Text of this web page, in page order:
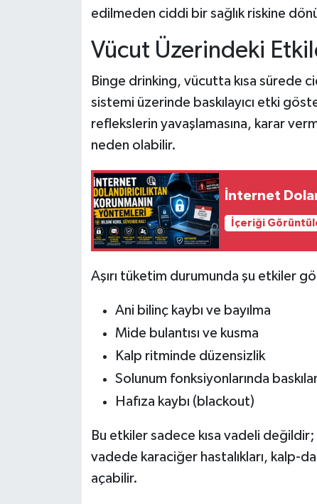
edilmeden ciddi bir sağlık riskine
Vücut Üzerindeki
Binge drinking, vücutta kısa sürede
sistemi üzerinde baskılayıcı etki
reflekslerin yavaşlamasına, karar
neden olabilir.
İnternet
İçeriği
Aşırı tüketim durumunda şu etkiler
Ani bilinç kaybı ve bayılma
Mide bulantısı ve kusma
Kalp ritminde düzensizlik
Solunum fonksiyonlarında
Hafıza kaybı (blackout)
Bu etkiler sadece kısa vadeli
vadede karaciğer hastalıkları, kalp-
açabilir.